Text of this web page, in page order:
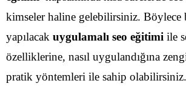
kimseler haline gelebilirsiniz. Böylece
yapılacak uygulamalı seo eğitimi ile
özelliklerine, nasıl uygulandığına
pratik yöntemleri ile sahip olabilirsiniz.